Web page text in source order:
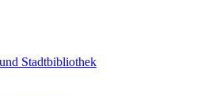
Stadtbibliothek